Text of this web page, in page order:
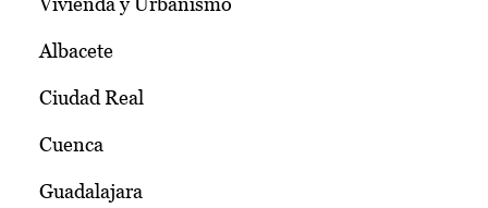
Albacete
Ciudad Real
Cuenca
Guadalajara